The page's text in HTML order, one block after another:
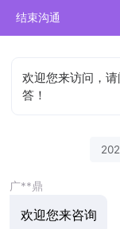
结束沟通
欢迎您来访问，
答！
广**鼎
欢迎您来咨询